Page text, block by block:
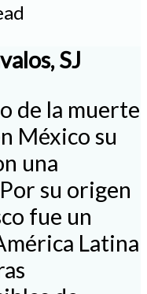
SJ
de la muerte
México su
una
su origen
fue un
Latina